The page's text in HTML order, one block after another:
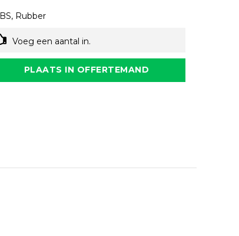
Rubber
Voeg een aantal in.
PLAATS IN OFFERTEMAND